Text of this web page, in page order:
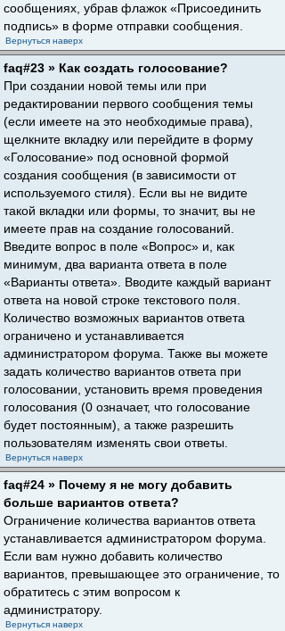
сообщениях, убрав флажок «Присоединить
подпись» в форме отправки сообщения.
Вернуться наверх
faq#23 » Как создать голосование?
При создании новой темы или при
редактировании первого сообщения темы
(если имеете на это необходимые права),
щелкните вкладку или перейдите в форму
«Голосование» под основной формой
создания сообщения (в зависимости от
используемого стиля). Если вы не видите
такой вкладки или формы, то значит, вы не
имеете прав на создание голосований.
Введите вопрос в поле «Вопрос» и, как
минимум, два варианта ответа в поле
«Варианты ответа». Вводите каждый вариант
ответа на новой строке текстового поля.
Количество возможных вариантов ответа
ограничено и устанавливается
администратором форума. Также вы можете
задать количество вариантов ответа при
голосовании, установить время проведения
голосования (0 означает, что голосование
будет постоянным), а также разрешить
пользователям изменять свои ответы.
Вернуться наверх
faq#24 » Почему я не могу добавить
больше вариантов ответа?
Ограничение количества вариантов ответа
устанавливается администратором форума.
Если вам нужно добавить количество
вариантов, превышающее это ограничение, то
обратитесь с этим вопросом к
администратору.
Вернуться наверх